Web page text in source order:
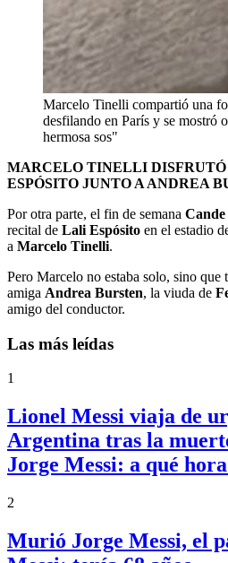
Marcelo Tinelli compartió una
desfilando en París y se mostró
hermosa sos"
MARCELO TINELLI
ESPÓSITO JUNTO A ANDREA
Por otra parte, el fin de semana
recital de Lali Espósito en el estadio
a Marcelo Tinelli.
Pero Marcelo no estaba solo, sino que
amiga Andrea Bursten, la viuda de
amigo del conductor.
Las más leídas
1
Lionel Messi viaja de
Argentina tras la
Jorge Messi: a qué
2
Murió Jorge Messi, el